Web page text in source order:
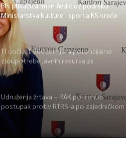
Bh. plivačica Iman Avdić uz podršku
Ministarstva kulture i sporta KS kreće
na Evropsko prvenstvo i Mediteranske
igre
TI uočio 1.200 primjera potencijalne
zloupotrebe javnih resursa za
promociju stranaka
Udruženja žrtava – RAK pokrenuo
postupak protiv RTRS-a po zajedničkom
prigovoru pet udruženja žrtava